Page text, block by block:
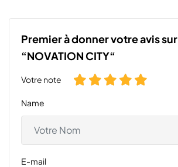
Premier à donner votre avis sur
“NOVATION CITY“
Votre note
Name
E-mail